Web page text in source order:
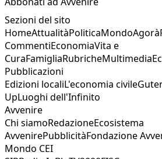
Sezioni del sito
HomeAttualitàPoliticaMondoAgorà
CommentiEconomiaVita e
CuraFamigliaRubricheMultimedia
Pubblicazioni
Edizioni localiL'economia civile
UpLuoghi dell'Infinito
Avvenire
Chi siamoRedazioneEcosistema
AvvenirePubblicitàFondazione
Mondo CEI